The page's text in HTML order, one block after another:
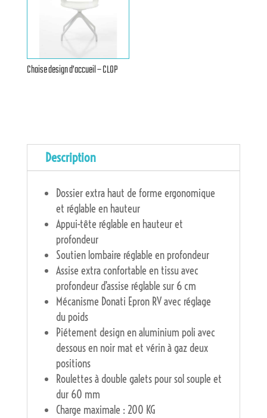
Chaise design d’accueil – CLOP
Description
Dossier extra haut de forme ergonomique
et réglable en hauteur
Appui-tête réglable en hauteur et
profondeur
Soutien lombaire réglable en profondeur
Assise extra confortable en tissu avec
profondeur d’assise réglable sur 6 cm
Mécanisme Donati Epron RV avec réglage
du poids
Piétement design en aluminium poli avec
dessous en noir mat et vérin à gaz deux
positions
Roulettes à double galets pour sol souple et
dur 60 mm
Charge maximale : 200 KG